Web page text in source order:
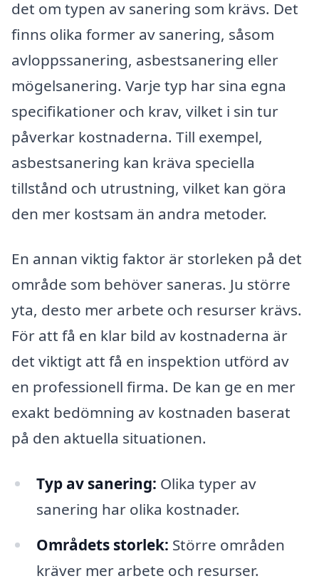
det om typen av sanering som krävs. Det
finns olika former av sanering, såsom
avloppssanering, asbestsanering eller
mögelsanering. Varje typ har sina egna
specifikationer och krav, vilket i sin tur
påverkar kostnaderna. Till exempel,
asbestsanering kan kräva speciella
tillstånd och utrustning, vilket kan göra
den mer kostsam än andra metoder.
En annan viktig faktor är storleken på det
område som behöver saneras. Ju större
yta, desto mer arbete och resurser krävs.
För att få en klar bild av kostnaderna är
det viktigt att få en inspektion utförd av
en professionell firma. De kan ge en mer
exakt bedömning av kostnaden baserat
på den aktuella situationen.
Typ av sanering: Olika typer av
sanering har olika kostnader.
Områdets storlek: Större områden
kräver mer arbete och resurser.